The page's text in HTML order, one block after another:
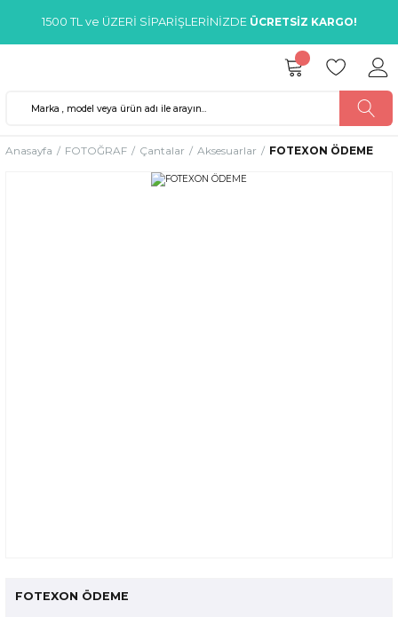
1500 TL ve ÜZERİ SİPARİŞLERİNİZDE ÜCRETSİZ KARGO!
Anasayfa FOTOĞRAF Çantalar Aksesuarlar FOTEXON ÖDEME
FOTEXON ÖDEME